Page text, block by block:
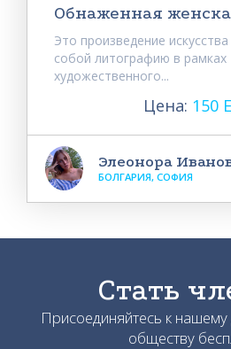
Обнаженная
Это произведение
собой литографию в рамках
художественного...
Цена: 150
Элеонора
БОЛГАРИЯ, СОФИЯ
Стать
Присоединяйтесь к нашему
обществу